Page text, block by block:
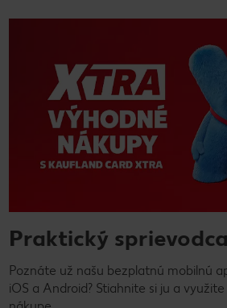
Praktický sprievodca
Poznáte už našu bezplatnú mobilnú
iOS a Android? Stiahnite si ju a